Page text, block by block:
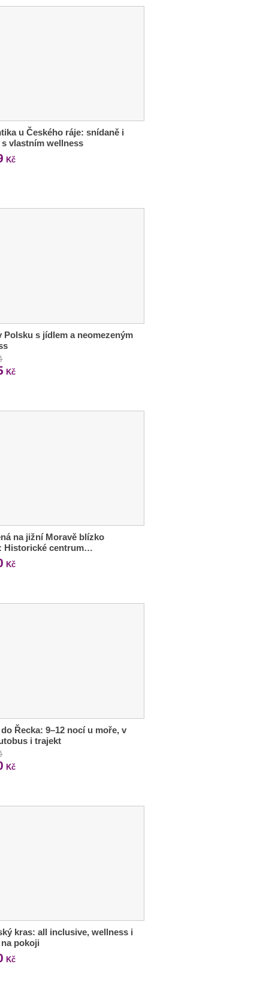
u Českého ráje: snídaně i
s vlastním wellness
Kč
Polsku s jídlem a neomezeným
Kč
na jižní Moravě blízko
Historické centrum…
Kč
Řecka: 9–12 nocí u moře, v
i trajekt
Kč
kras: all inclusive, wellness i
pokoji
Kč